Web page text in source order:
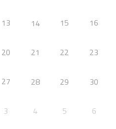
13 14 15 16
20 21 22 23
27 28 29 30
3 4 5 6